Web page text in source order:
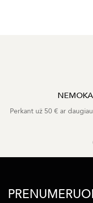
Perkant už 50 € ar